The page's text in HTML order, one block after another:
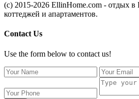
(c) 2015-2026 EllinHome.com - отдых в
коттеджей и апартаментов.
Contact Us
Use the form below to contact us!